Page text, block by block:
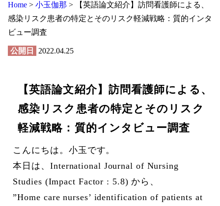
Home > 小玉伽那 >
【英語論文紹介】訪問看護師による、
感染リスク患者の特定とそのリスク軽減戦略：質的インタ
ビュー調査
公開日 2022.04.25
【英語論文紹介】訪問看護師による、
感染リスク患者の特定とそのリスク
軽減戦略：質的インタビュー調査
こんにちは。小玉です。
本日は、International Journal of Nursing
Studies (Impact Factor : 5.8) から、
”Home care nurses’ identification of patients at